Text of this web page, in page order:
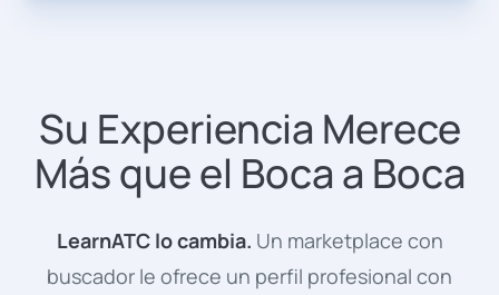
Su Experiencia Merece
Más que el Boca a Boca
LearnATC lo cambia. Un marketplace con
buscador le ofrece un perfil profesional con